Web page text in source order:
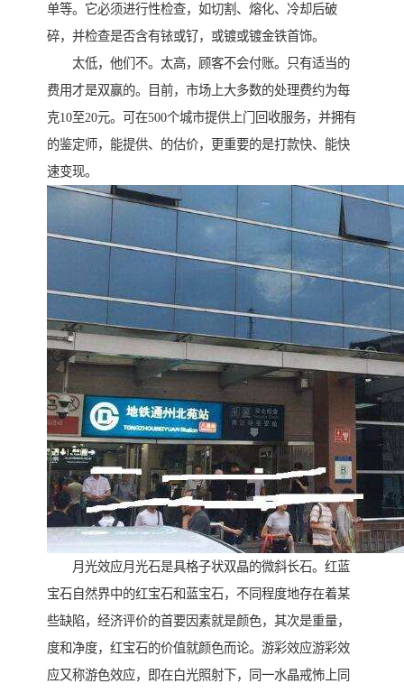
单等。它必须进行性检查，如切割、熔化、冷却后破
碎，并检查是否含有铱或钌，或镀或镀金铁首饰。
太低，他们不。太高，顾客不会付账。只有适当的
费用才是双赢的。目前，市场上大多数的处理费约为每
克10至20元。可在500个城市提供上门回收服务，并拥有
的鉴定师，能提供、的估价，更重要的是打款快、能快
速变现。
月光效应月光石是具格子状双晶的微斜长石。红蓝
宝石自然界中的红宝石和蓝宝石，不同程度地存在着某
些缺陷，经济评价的首要因素就是颜色，其次是重量，
度和净度，红宝石的价值就颜色而论。游彩效应游彩效
应又称游色效应，即在白光照射下，同一水晶戒怖上同